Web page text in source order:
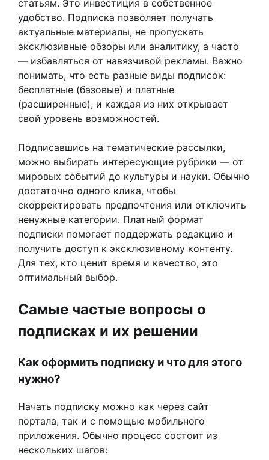
статьям. Это инвестиция в собственное
удобство. Подписка позволяет получать
актуальные материалы, не пропускать
эксклюзивные обзоры или аналитику, а часто
— избавляться от навязчивой рекламы. Важно
понимать, что есть разные виды подписок:
бесплатные (базовые) и платные
(расширенные), и каждая из них открывает
свой уровень возможностей.
Подписавшись на тематические рассылки,
можно выбирать интересующие рубрики — от
мировых событий до культуры и науки. Обычно
достаточно одного клика, чтобы
скорректировать предпочтения или отключить
ненужные категории. Платный формат
подписки помогает поддержать редакцию и
получить доступ к эксклюзивному контенту.
Для тех, кто ценит время и качество, это
оптимальный выбор.
Самые частые вопросы о
подписках и их решении
Как оформить подписку и что для этого
нужно?
Начать подписку можно как через сайт
портала, так и с помощью мобильного
приложения. Обычно процесс состоит из
нескольких шагов: